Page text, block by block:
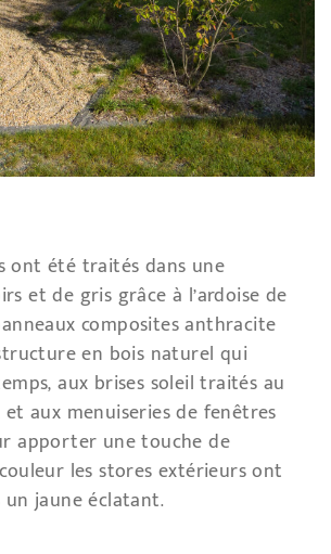
ont été traités dans une
et de gris grâce à l’ardoise de
composites anthracite
en bois naturel qui
aux brises soleil traités au
aux menuiseries de fenêtres
apporter une touche de
les stores extérieurs ont
jaune éclatant.